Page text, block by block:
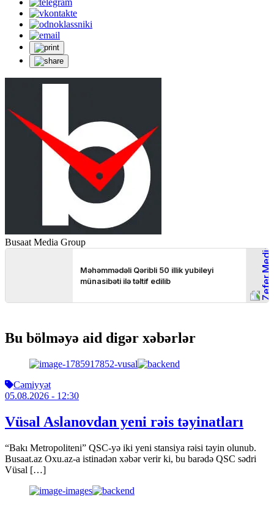
Busaat Media Group
Bu bölməyə aid digər xəbərlər
Cəmiyyət
05.08.2026 - 12:30
Vüsal Aslanovdan yeni rəis təyinatları
“Bakı Metropoliteni” QSC-yə iki yeni stansiya rəisi təyin olunub.
Busaat.az Oxu.az-a istinadən xəbər verir ki, bu barədə QSC sədri
Vüsal […]